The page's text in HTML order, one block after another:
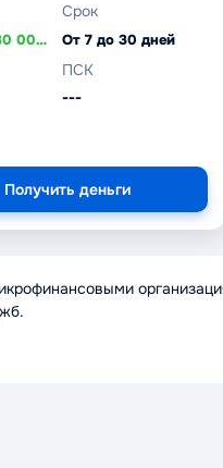
От 1 000 до 30 000 ₽
Срок
От 7 до 30 дней
ПСК
---
Получить деньги